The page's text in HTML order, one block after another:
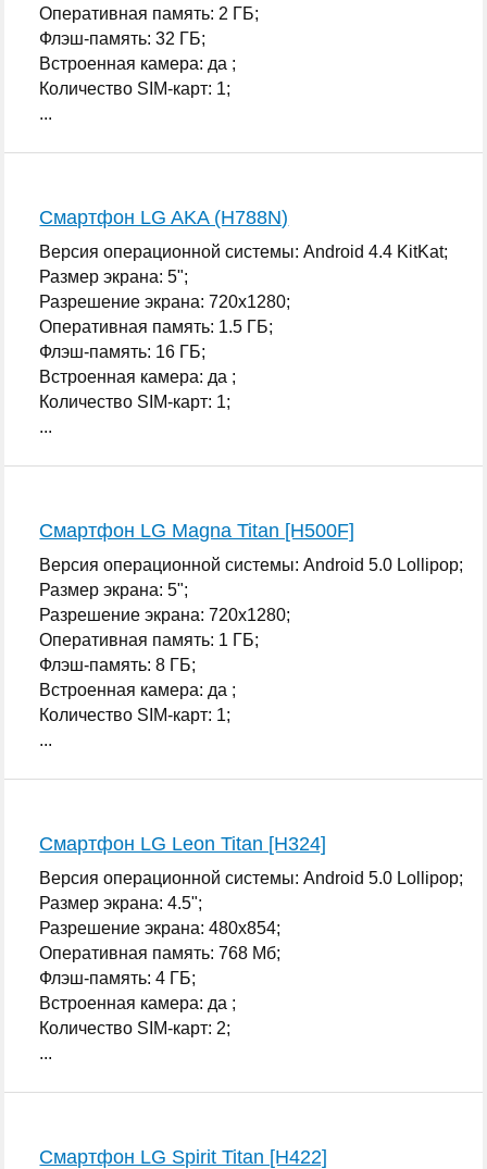
Оперативная память: 2 ГБ;
Флэш-память: 32 ГБ;
Встроенная камера: да ;
Количество SIM-карт: 1;
...
Смартфон LG AKA (H788N)
Версия операционной системы: Android 4.4 KitKat;
Размер экрана: 5";
Разрешение экрана: 720x1280;
Оперативная память: 1.5 ГБ;
Флэш-память: 16 ГБ;
Встроенная камера: да ;
Количество SIM-карт: 1;
...
Смартфон LG Magna Titan [H500F]
Версия операционной системы: Android 5.0 Lollipop;
Размер экрана: 5";
Разрешение экрана: 720x1280;
Оперативная память: 1 ГБ;
Флэш-память: 8 ГБ;
Встроенная камера: да ;
Количество SIM-карт: 1;
...
Смартфон LG Leon Titan [H324]
Версия операционной системы: Android 5.0 Lollipop;
Размер экрана: 4.5";
Разрешение экрана: 480x854;
Оперативная память: 768 Мб;
Флэш-память: 4 ГБ;
Встроенная камера: да ;
Количество SIM-карт: 2;
...
Смартфон LG Spirit Titan [H422]